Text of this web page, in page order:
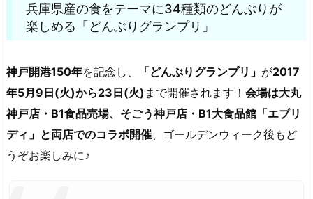
兵庫県産の食をテーマに34種類のどんぶりが
楽しめる「どんぶりグランプリ」
神戸開港150年を記念し、 「どんぶりグランプリ」 が2017
年5月9日(火)から23日(火) まで開催されます！ 会場は大丸
神戸店・B1食品売場、そごう神戸店・B1大食品館「エブリ
ディ」と両店でのコラボ開催 、ゴールデンウィーク後もど
うぞお楽しみに♪